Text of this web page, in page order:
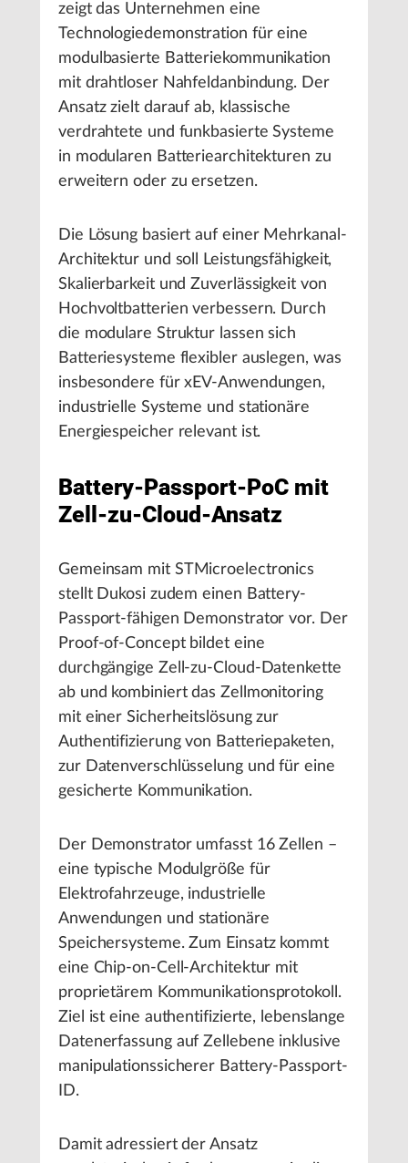
zeigt das Unternehmen eine
Technologiedemonstration für eine
modulbasierte Batteriekommunikation
mit drahtloser Nahfeldanbindung. Der
Ansatz zielt darauf ab, klassische
verdrahtete und funkbasierte Systeme
in modularen Batteriearchitekturen zu
erweitern oder zu ersetzen.
Die Lösung basiert auf einer Mehrkanal-
Architektur und soll Leistungsfähigkeit,
Skalierbarkeit und Zuverlässigkeit von
Hochvoltbatterien verbessern. Durch
die modulare Struktur lassen sich
Batteriesysteme flexibler auslegen, was
insbesondere für xEV-Anwendungen,
industrielle Systeme und stationäre
Energiespeicher relevant ist.
Battery-Passport-PoC mit
Zell-zu-Cloud-Ansatz
Gemeinsam mit STMicroelectronics
stellt Dukosi zudem einen Battery-
Passport-fähigen Demonstrator vor. Der
Proof-of-Concept bildet eine
durchgängige Zell-zu-Cloud-Datenkette
ab und kombiniert das Zellmonitoring
mit einer Sicherheitslösung zur
Authentifizierung von Batteriepaketen,
zur Datenverschlüsselung und für eine
gesicherte Kommunikation.
Der Demonstrator umfasst 16 Zellen –
eine typische Modulgröße für
Elektrofahrzeuge, industrielle
Anwendungen und stationäre
Speichersysteme. Zum Einsatz kommt
eine Chip-on-Cell-Architektur mit
proprietärem Kommunikationsprotokoll.
Ziel ist eine authentifizierte, lebenslange
Datenerfassung auf Zellebene inklusive
manipulationssicherer Battery-Passport-
ID.
Damit adressiert der Ansatz